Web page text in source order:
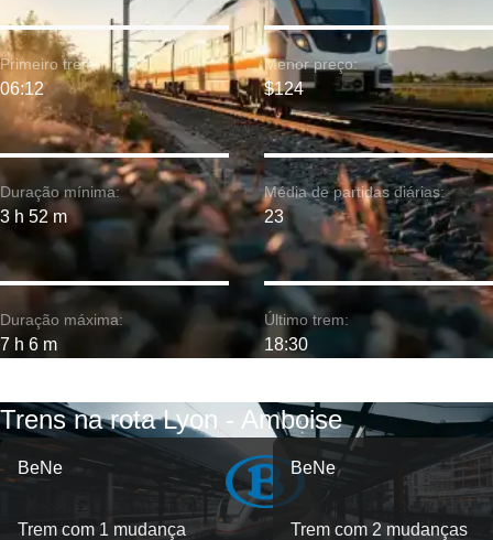
Duração mínima:
3 h 52 m
Primeiro trem:
06:12
Duração máxima:
7 h 6 m
Menor preço:
$124
Média de partidas diárias:
23
Último trem:
18:30
Trens na rota Lyon - Amboise
BeNe
Trem com 1 mudança
BeNe
Trem com 2 mudanças